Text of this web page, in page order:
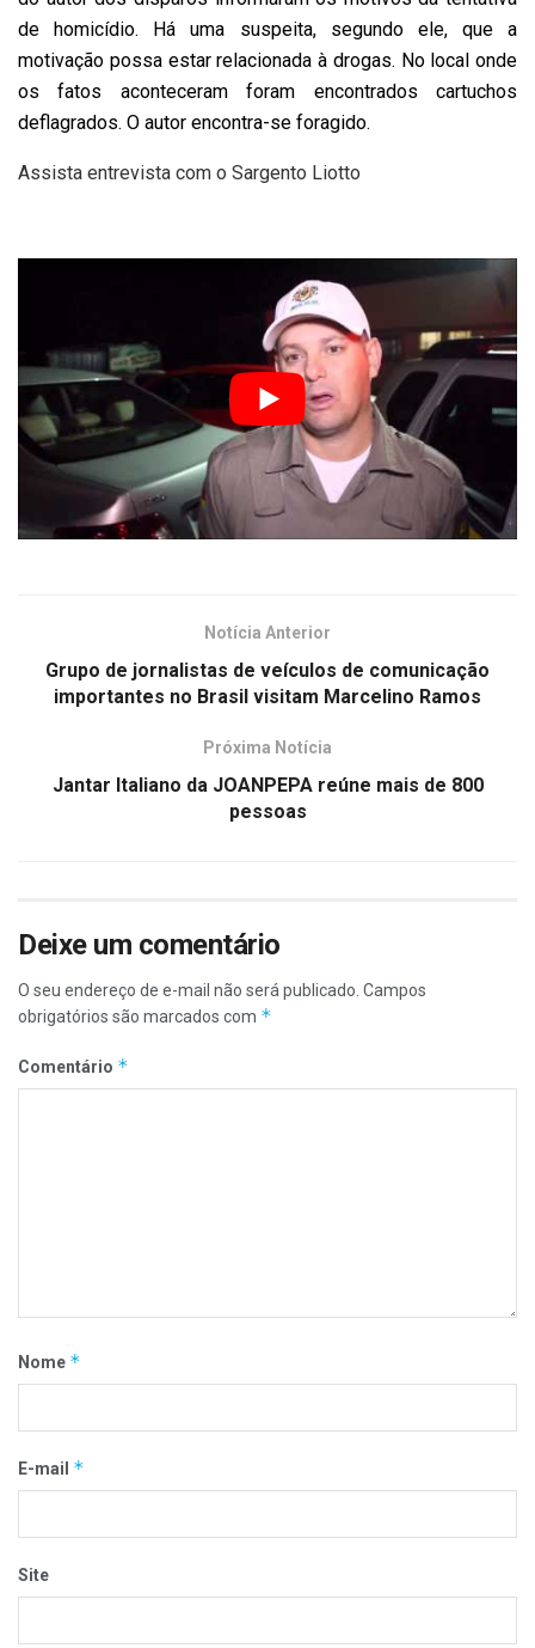
de homicídio. Há uma suspeita, segundo ele, que a
motivação possa estar relacionada à drogas. No local onde
os fatos aconteceram foram encontrados cartuchos
deflagrados. O autor encontra-se foragido.
Assista entrevista com o Sargento Liotto
Notícia Anterior
Grupo de jornalistas de veículos de comunicação
importantes no Brasil visitam Marcelino Ramos
Próxima Notícia
Jantar Italiano da JOANPEPA reúne mais de 800
pessoas
Deixe um comentário
O seu endereço de e-mail não será publicado. Campos
obrigatórios são marcados com *
Comentário *
Nome *
E-mail *
Site